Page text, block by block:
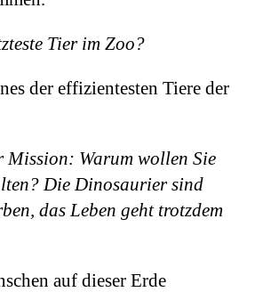
Tier im Zoo?
der effizientesten Tiere der
Mission: Warum wollen Sie
Die Dinosaurier sind
das Leben geht trotzdem
auf dieser Erde